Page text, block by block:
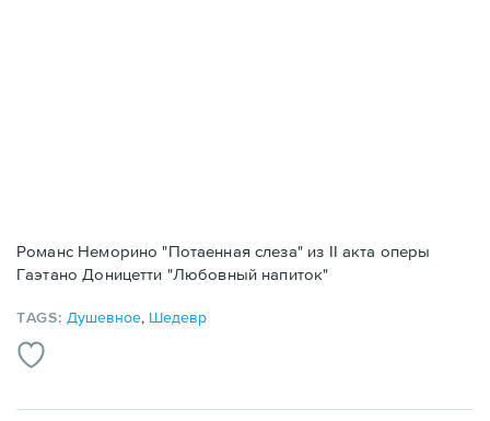
Романс Неморино "Потаенная слеза" из II акта оперы
Гаэтано Доницетти "Любовный напиток"
TAGS: Душевное, Шедевр